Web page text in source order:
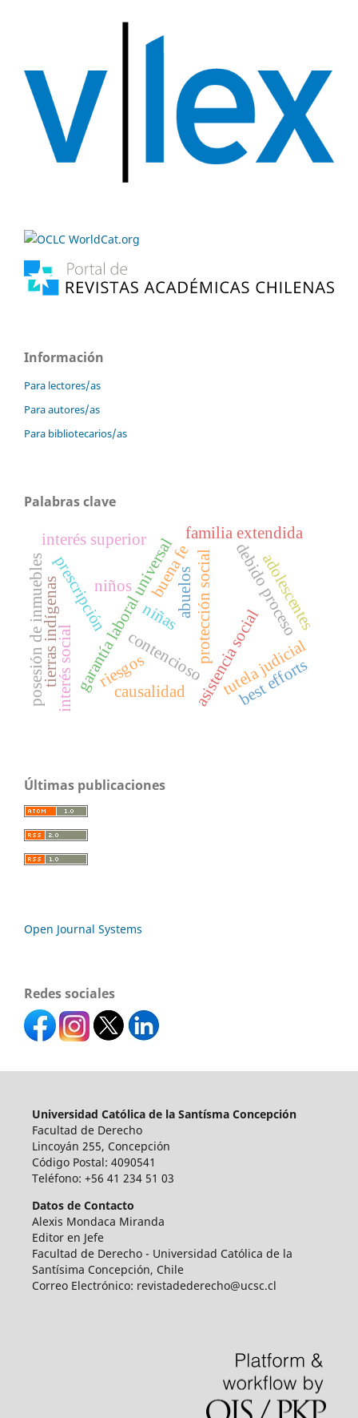
Información
Para lectores/as
Para autores/as
Para bibliotecarios/as
Palabras clave
garantía laboral universal protección social
asistencia social
tutela judicial
debido proceso
contencioso
familia extendida
abuelos
interés superior
niñas
niños adolescentes
prescripción
best efforts
buena fe
posesión de inmueblestierras indígenasinterés social riesgos
causalidad
Últimas publicaciones
Open Journal Systems
Redes sociales
Universidad Católica de la Santísma Concepción
Facultad de Derecho
Lincoyán 255, Concepción
Código Postal: 4090541
Teléfono: +56 41 234 51 03
Datos de Contacto
Alexis Mondaca Miranda
Editor en Jefe
Facultad de Derecho - Universidad Católica de la
Santísima Concepción, Chile
Correo Electrónico: revistadederecho@ucsc.cl